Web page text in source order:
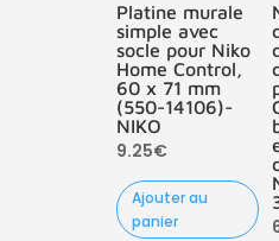
Platine murale
simple avec
socle pour Niko
Home Control,
60 x 71 mm
(550-14106)-
NIKO
9.25€
Ajouter au
panier